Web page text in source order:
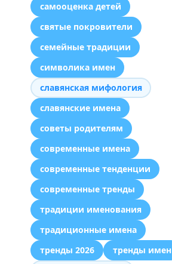
самооценка детей
святые покровители
семейные традиции
символика имен
славянская мифология
славянские имена
советы родителям
современные имена
современные тенденции
современные тренды
традиции именования
традиционные имена
тренды 2026
тренды имен